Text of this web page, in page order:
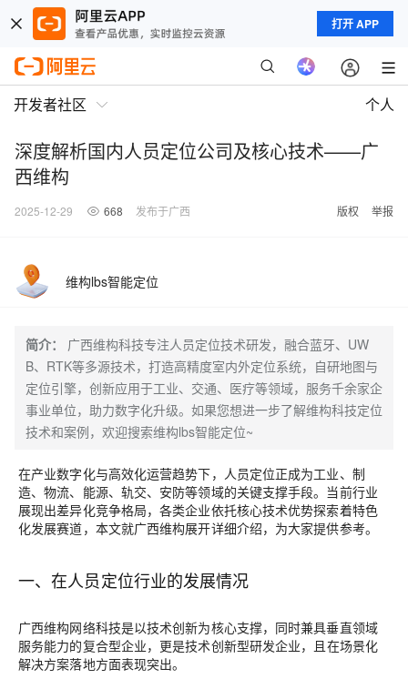
打开 APP
开发者社区 个人
深度解析国内人员定位公司及核心技术——广
西维构
2025-12-29 668 发布于广西 版权 举报
维构lbs智能定位
简介：
广西维构科技专注人员定位技术研发，融合蓝牙、UW
B、RTK等多源技术，打造高精度室内外定位系统，自研地图与
定位引擎，创新应用于工业、交通、医疗等领域，服务千余家企
事业单位，助力数字化升级。如果您想进一步了解维构科技定位
技术和案例，欢迎搜索维构lbs智能定位~
在产业数字化与高效化运营趋势下，人员定位正成为工业、制
造、物流、能源、轨交、安防等领域的关键支撑手段。当前行业
展现出差异化竞争格局，各类企业依托核心技术优势探索着特色
化发展赛道，本文就广西维构展开详细介绍，为大家提供参考。
一、在人员定位行业的发展情况
广西维构网络科技是以技术创新为核心支撑，同时兼具垂直领域
服务能力的复合型企业，更是技术创新型研发企业，且在场景化
解决方案落地方面表现突出。